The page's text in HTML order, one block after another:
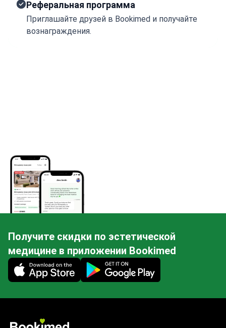
Реферальная программа
Приглашайте друзей в Bookimed и получайте
вознаграждения.
Получите скидки по эстетической
медицине в приложении Bookimed
Mobile app illustration